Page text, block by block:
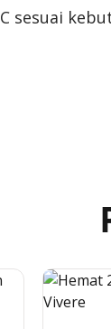
sesuai